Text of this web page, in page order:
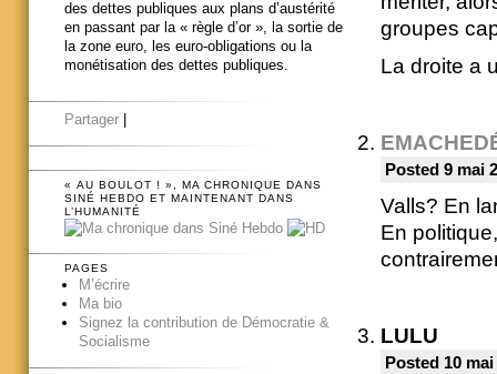
groupes
La droite a
Posted 9 mai
Valls? En
En
LULU
Posted 10
des dettes publiques aux plans d’austérité
en passant par la « règle d’or », la sortie de
la zone euro, les euro-obligations ou la
monétisation des dettes publiques.
Partager
« AU BOULOT ! », MA CHRONIQUE DANS
SINÉ HEBDO ET MAINTENANT DANS
L’HUMANITÉ
PAGES
M’écrire
Ma bio
Signez la contribution de Démocratie &
Socialisme